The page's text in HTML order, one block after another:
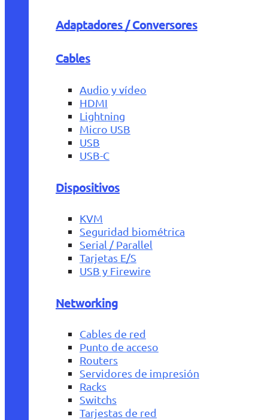
Adaptadores / Conversores
Cables
Audio y vídeo
HDMI
Lightning
Micro USB
USB
USB-C
Dispositivos
KVM
Seguridad biométrica
Serial / Parallel
Tarjetas E/S
USB y Firewire
Networking
Cables de red
Punto de acceso
Routers
Servidores de impresión
Racks
Switchs
Tarjestas de red